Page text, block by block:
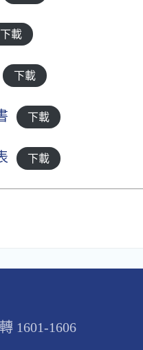
下載
下載
下載
下載
1601-1606